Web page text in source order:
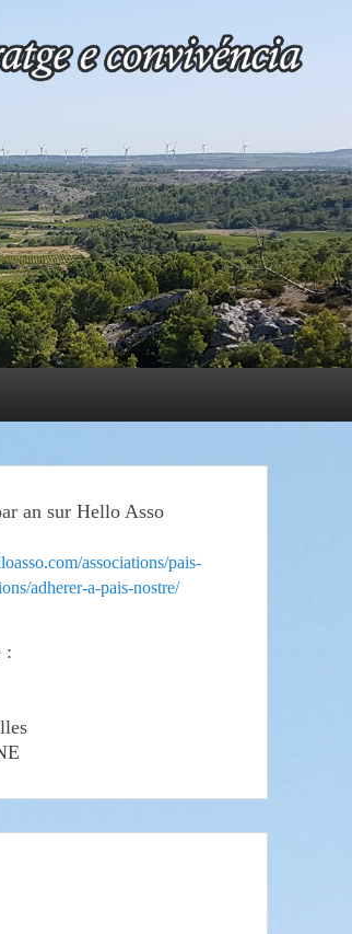
an sur Hello Asso
associations/pais-
adherer-a-pais-nostre/
: